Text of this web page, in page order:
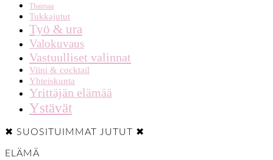
Thaimaa
Tukkajutut
Työ & ura
Valokuvaus
Vastuulliset valinnat
Viini & cocktail
Yhteiskunta
Yrittäjän elämää
Ystävät
✖ SUOSITUIMMAT JUTUT ✖
ELÄMÄ